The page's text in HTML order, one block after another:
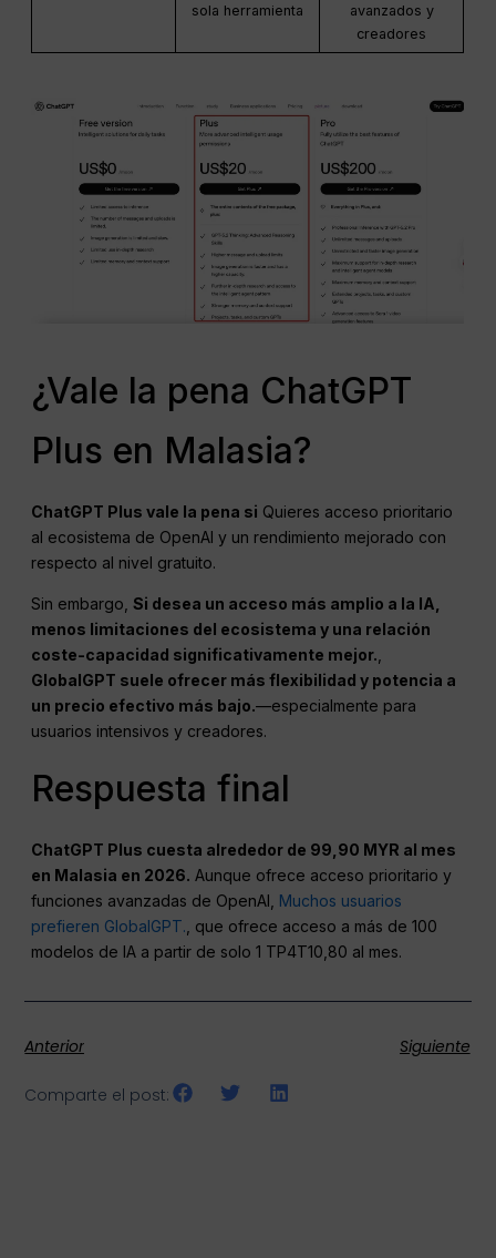
sola herramienta
avanzados y
creadores
¿Vale la pena ChatGPT
Plus en Malasia?
ChatGPT Plus vale la pena si Quieres acceso prioritario
al ecosistema de OpenAI y un rendimiento mejorado con
respecto al nivel gratuito.
Sin embargo,Si desea un acceso más amplio a la IA,
menos limitaciones del ecosistema y una relación
coste-capacidad significativamente mejor.
GlobalGPT suele ofrecer más flexibilidad y potencia a
un precio efectivo más bajo.—especialmente para
usuarios intensivos y creadores.
Respuesta final
ChatGPT Plus cuesta alrededor de 99,90 MYR al mes
en Malasia en 2026. Aunque ofrece acceso prioritario y
funciones avanzadas de OpenAI, Muchos usuarios
prefieren GlobalGPT. , que ofrece acceso a más de 100
modelos de IA a partir de solo 1 TP4T10,80 al mes.
Anterior Siguiente
Comparte el post: